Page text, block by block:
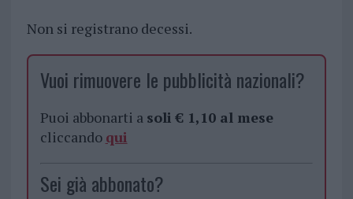
Non si registrano decessi.
Vuoi rimuovere le pubblicità nazionali?
Puoi abbonarti a soli € 1,10 al mese
cliccando qui
Sei già abbonato?